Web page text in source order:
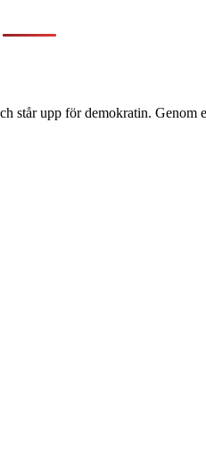
står upp för demokratin.